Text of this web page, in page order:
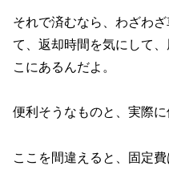
それで済むなら、わざわ
て、返却時間を気にして
こにあるんだよ。
便利そうなものと、実際に
ここを間違えると、固定